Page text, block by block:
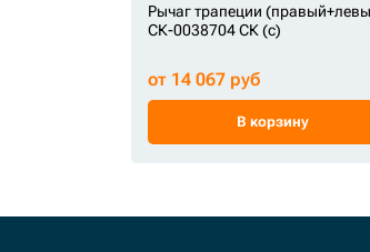
Рычаг трапеции
СК-0038704 СК (c)
от 14 067 руб
В корзину